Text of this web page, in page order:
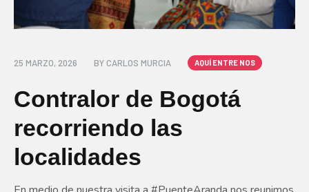
25 MARZO, 2026 BY CARLOS MURCIA AQUÍ ENTRE NOS
Contralor de Bogotá
recorriendo las
localidades